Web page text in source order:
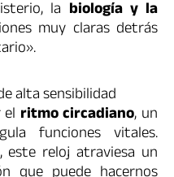
la biología y la
muy claras detrás
alta sensibilidad
ritmo circadiano, un
funciones vitales.
este reloj atraviesa un